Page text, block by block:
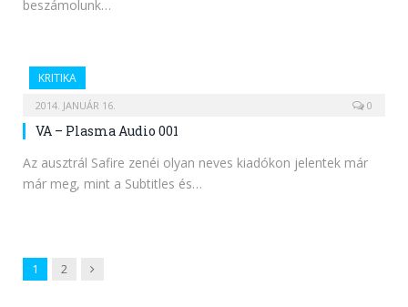
beszámolunk…
KRITIKA
2014. JANUÁR 16. 0
VA – Plasma Audio 001
Az ausztrál Safire zenéi olyan neves kiadókon jelentek már
már meg, mint a Subtitles és…
1 2 Next